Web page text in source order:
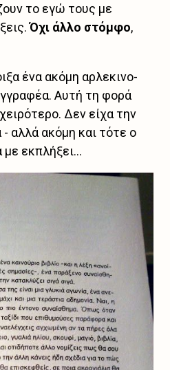
το εγώ τους με
Όχι άλλο στόμφο,
ένα ακόμη αρλεκινο-
Αυτή τη φορά
Δεν είχα την
αλλά ακόμη και τότε ο
εκπλήξει...